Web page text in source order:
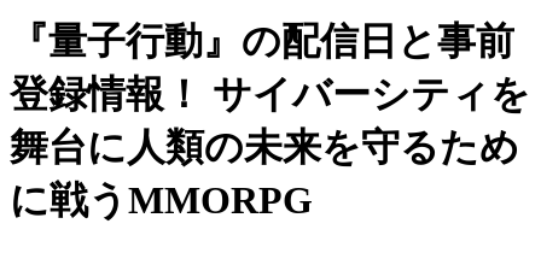
『量子行動』の配信日と事前
登録情報！ サイバーシティを
舞台に人類の未来を守るため
に戦うMMORPG